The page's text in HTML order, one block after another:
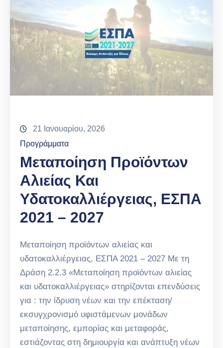
21 Ιανουαρίου, 2026
Προγράμματα
Μεταποίηση Προϊόντων
Αλιείας Και
Υδατοκαλλιέργειας, ΕΣΠΑ
2021 – 2027
Μεταποίηση προϊόντων αλιείας και
υδατοκαλλιέργειας, ΕΣΠΑ 2021 – 2027 Με τη
Δράση 2.2.3 «Μεταποίηση προϊόντων αλιείας
και υδατοκαλλιέργειας» στηρίζονται επενδύσεις
για : την ίδρυση νέων και την επέκταση/
εκσυγχρονισμό υφιστάμενων μονάδων
μεταποίησης, εμπορίας και μεταφοράς,
εστιάζοντας στη δημιουργία και ανάπτυξη νέων